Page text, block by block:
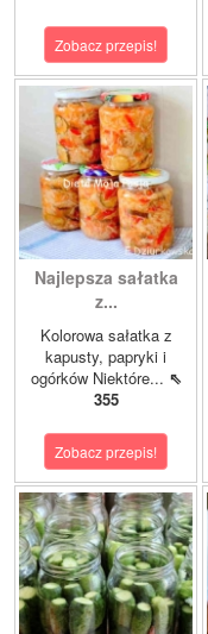
Zobacz przepis!
Najlepsza sałatka
z...
Kolorowa sałatka z
kapusty, papryki i
ogórków Niektóre... ⇖
355
Zobacz przepis!